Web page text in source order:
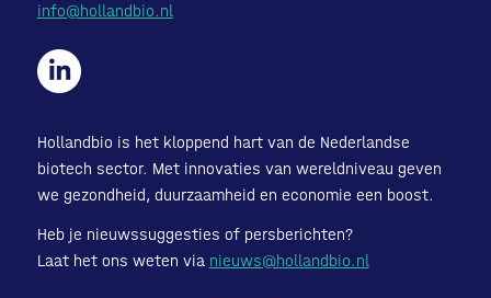
info@hollandbio.nl
Hollandbio is het kloppend hart van de Nederlandse
biotech sector. Met innovaties van wereldniveau geven
we gezondheid, duurzaamheid en economie een boost.
Heb je nieuwssuggesties of persberichten?
Laat het ons weten via nieuws@hollandbio.nl